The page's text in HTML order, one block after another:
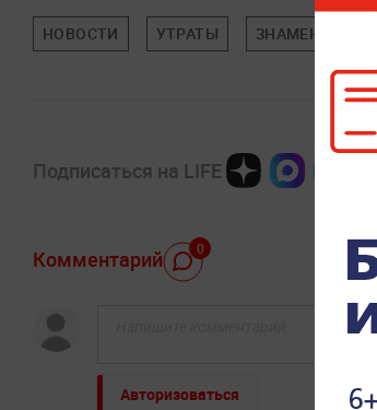
НОВОСТИ УТРАТЫ ЗНАМЕНИТОСТИ
Подписаться на LIFE
Комментарий 0
Авторизоваться